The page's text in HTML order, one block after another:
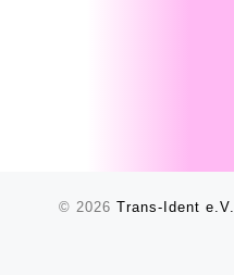
© 2026 Trans-Ident e.V.